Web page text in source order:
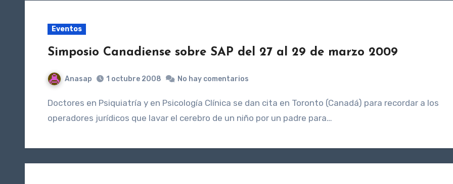
Eventos
Simposio Canadiense sobre SAP del 27 al 29 de marzo 2009
Anasap 1 octubre 2008 No hay comentarios
Doctores en Psiquiatría y en Psicología Clínica se dan cita en Toronto (Canadá) para recordar a los
operadores jurídicos que lavar el cerebro de un niño por un padre para…